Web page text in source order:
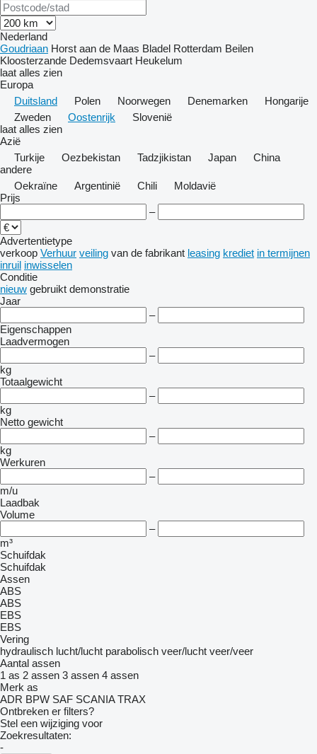
Nederland
Goudriaan Horst aan de Maas Bladel Rotterdam Beilen
Kloosterzande Dedemsvaart Heukelum
laat alles zien
Europa
Duitsland
Polen Noorwegen Denemarken
Hongarije
Zweden
Oostenrijk
Slovenië
laat alles zien
Azië
Turkije
Oezbekistan Tadzjikistan Japan
China
andere
Oekraïne
Argentinië Chili
Moldavië
Prijs
–
Advertentietype
verkoop Verhuur veiling van de fabrikant leasing krediet in termijnen
inruil inwisselen
Conditie
nieuw gebruikt demonstratie
Jaar
–
Eigenschappen
Laadvermogen
–
kg
Totaalgewicht
–
kg
Netto gewicht
–
kg
Werkuren
–
m/u
Laadbak
Volume
–
m³
Schuifdak
Schuifdak
Assen
ABS
ABS
EBS
EBS
Vering
hydraulisch lucht/lucht parabolisch veer/lucht veer/veer
Aantal assen
1 as 2 assen 3 assen 4 assen
Merk as
ADR BPW SAF SCANIA TRAX
Ontbreken er filters?
Stel een wijziging voor
Zoekresultaten:
-